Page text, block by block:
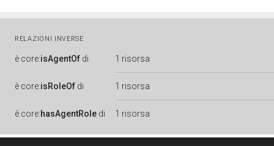
RELAZIONI INVERSE
è core:isAgentOf di 1 risorsa
è core:isRoleOf di 1 risorsa
è core:hasAgentRole di 1 risorsa